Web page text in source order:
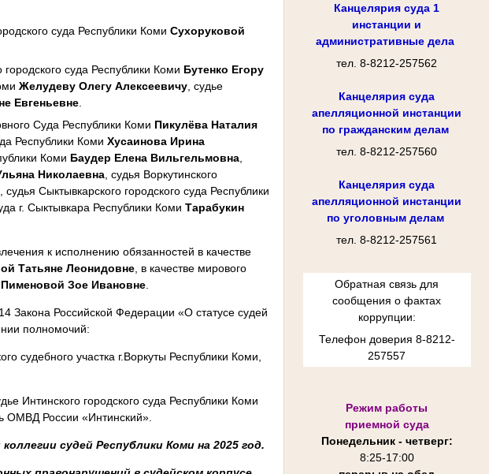
Канцелярия суда 1
инстанции и
административные дела
тел. 8-8212-257562
Канцелярия суда
апелляционной инстанции
по гражданским делам
тел. 8-8212-257560
Канцелярия суда
апелляционной инстанции
по уголовным делам
тел. 8-8212-257561
Обратная связь для
сообщения о фактах
коррупции:
Телефон доверия 8-8212-
257557
Режим работы
приемной суда
Понедельник - четверг:
8:25-17:00
суда Республики КомиСухоруковой
суда Республики Коми Бутенко Егору
Желудеву Олегу Алексеевичу , судье
Евгеньевне
Суда Республики Коми Пикулёва Наталия
Республики КомиХусаинова Ирина
Коми Баудер Елена Вильгельмовна
Николаевна , судья Воркутинского
, судья Сыктывкарского городского суда Республики
г. Сыктывкара Республики КомиТарабукин
к исполнению обязанностей в качестве
Татьяне Леонидовне , в качестве мирового
Пименовой Зое Ивановне
Закона Российской Федерации «О статусе судей
полномочий:
судебного участка г.Воркуты Республики Коми,
Интинского городского суда Республики Коми
ОМВД России «Интинский».
судей Республики Коми на 2025 год.